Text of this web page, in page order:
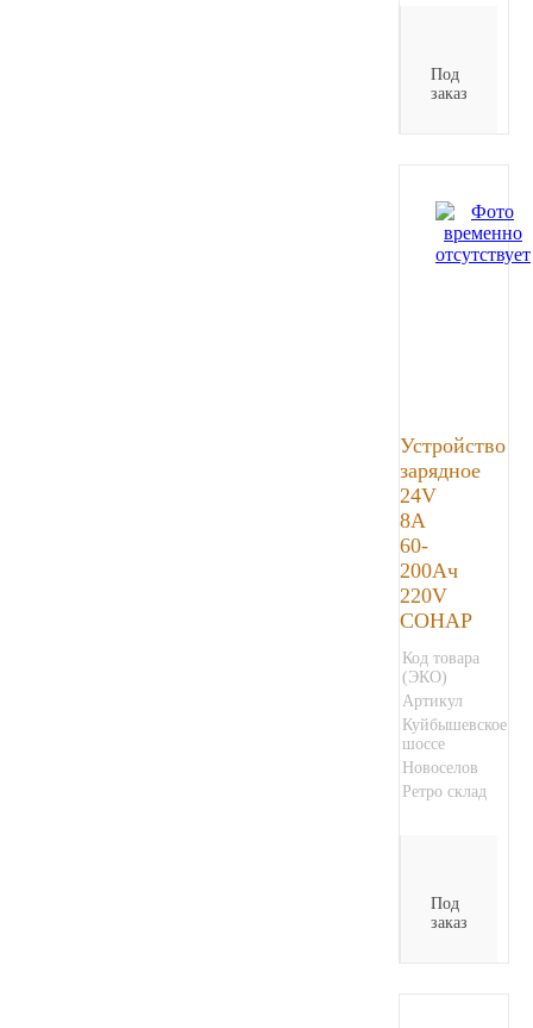
Под
заказ
Устройство
зарядное
24V
8A
60-
200Ач
220V
СОНАР
Код товара
(ЭКО)
Артикул
Куйбышевское
шоссе
Новоселов
Ретро склад
Под
заказ